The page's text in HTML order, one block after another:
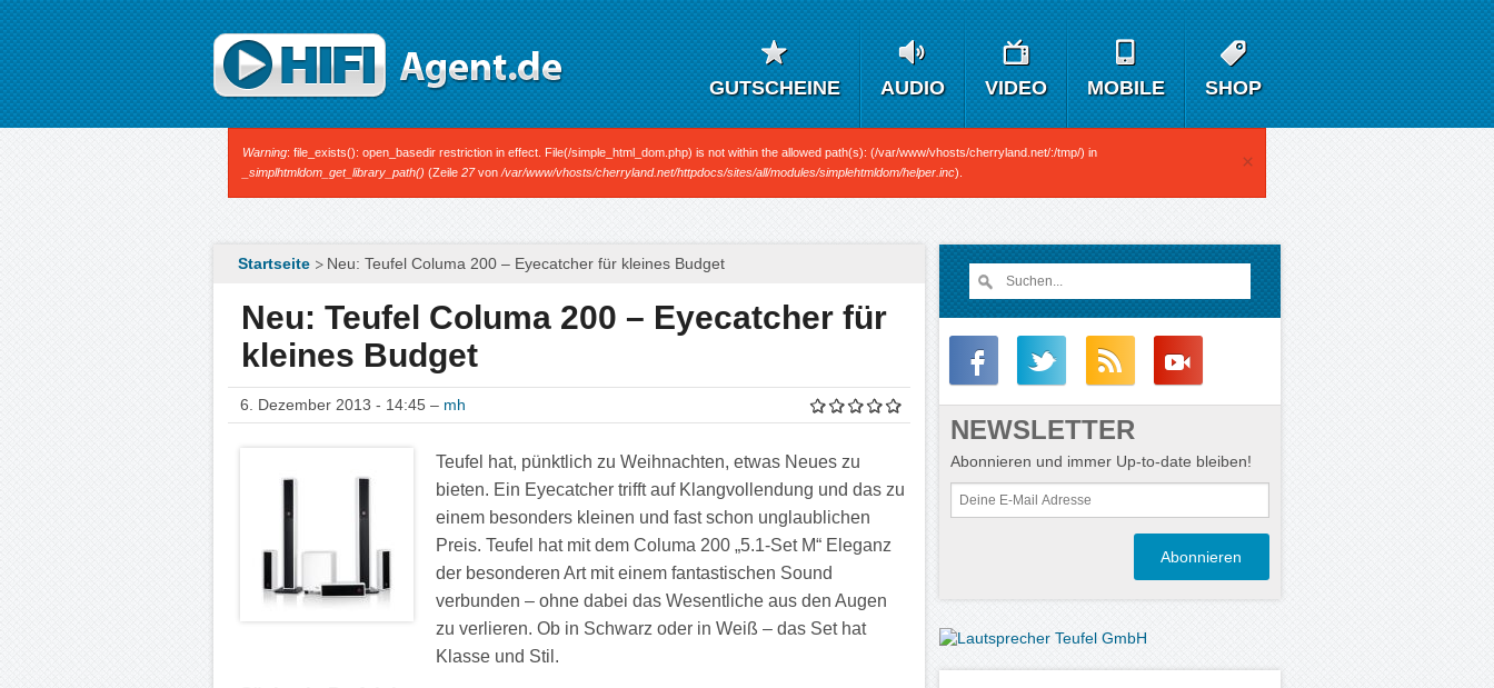
Direkt zum Inhalt
GUTSCHEINE AUDIO VIDEO MOBILE SHOP
Fehlermeldung
Warning: file_exists(): open_basedir restriction in effect. File(/simple_html_dom.php) is not within the allowed path(s): (/var/www/vhosts/cherryland.net/:/tmp/) in
_simplhtmldom_get_library_path() (Zeile27von/var/www/vhosts/cherryland.net/httpdocs/sites/all/modules/simplehtmldom/helper.inc). ×
Startseite Neu: Teufel Columa 200 – Eyecatcher für kleines Budget
Neu: Teufel Columa 200 – Eyecatcher für
kleines Budget
6. Dezember 2013 - 14:45 – mh
Teufel hat, pünktlich zu Weihnachten, etwas Neues zu
bieten. Ein Eyecatcher trifft auf Klangvollendung und das zu
einem besonders kleinen und fast schon unglaublichen
Preis. Teufel hat mit dem Columa 200 „5.1-Set M“ Eleganz
der besonderen Art mit einem fantastischen Sound
verbunden – ohne dabei das Wesentliche aus den Augen
zu verlieren. Ob in Schwarz oder in Weiß – das Set hat
Klasse und Stil.
NEWSLETTER
Abonnieren und immer Up-to-date bleiben!